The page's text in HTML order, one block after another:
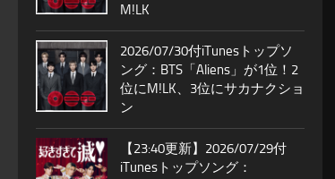
M!LK
2026/07/30付iTunesトップソ
ング：BTS「Aliens」が1位！2
位にM!LK、3位にサカナクショ
ン
【23:40更新】2026/07/29付
iTunesトップソング：